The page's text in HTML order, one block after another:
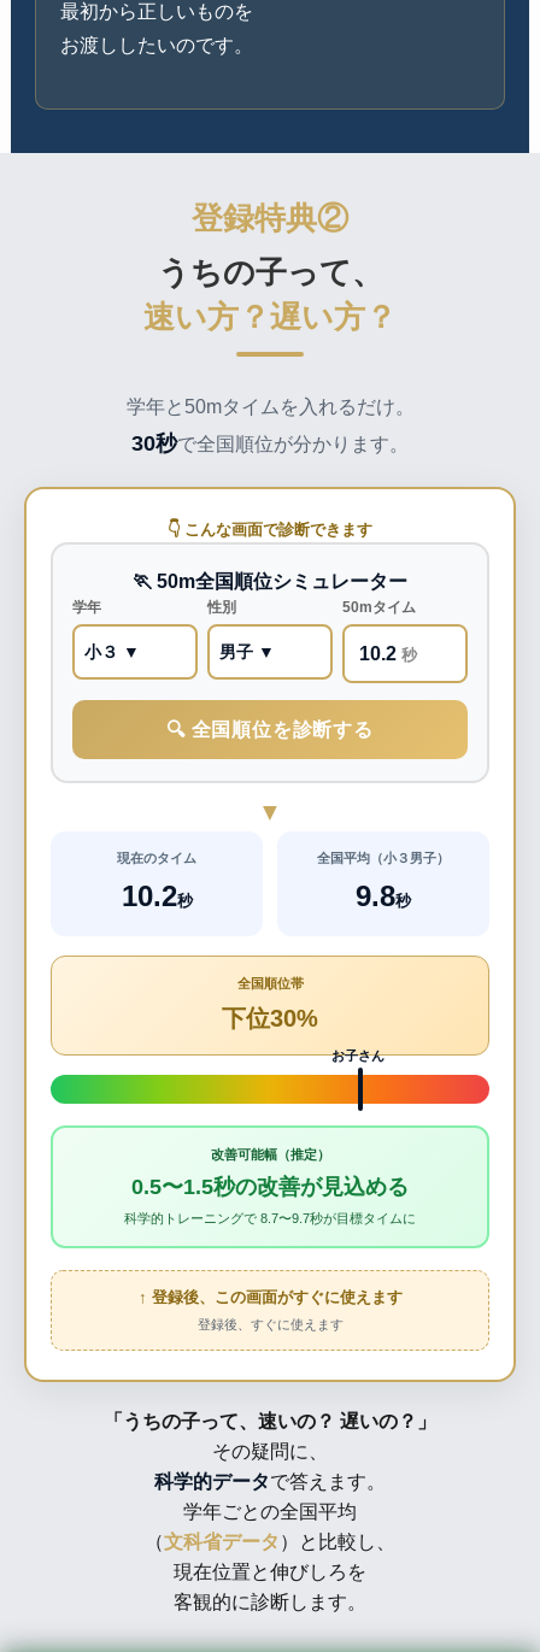
最初から正しいものを
お渡ししたいのです。
登録特典②
うちの子って、
速い方？遅い方？
学年と50mタイムを入れるだけ。
30秒で全国順位が分かります。
👇 こんな画面で診断できます
🏃 50m全国順位シミュレーター
学年
小３ ▼
性別
男子 ▼
50mタイム
10.2 秒
🔍 全国順位を診断する
▼
現在のタイム
10.2秒
全国平均（小３男子）
9.8秒
全国順位帯
下位30%
お子さん
改善可能幅（推定）
0.5〜1.5秒の改善が見込める
科学的トレーニングで 8.7〜9.7秒が目標タイムに
↑ 登録後、この画面がすぐに使えます
登録後、すぐに使えます
「うちの子って、速いの？ 遅いの？」
その疑問に、
科学的データで答えます。
学年ごとの全国平均
（文科省データ ）と比較し、
現在位置と伸びしろを
客観的に診断します。